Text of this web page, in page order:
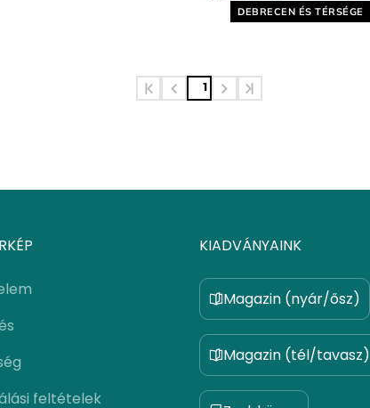
Helyszín címkék:
DEBRECEN ÉS TÉRSÉGE
1
feltételek
KIADVÁNYAINK
Magazin (nyár/ősz)
Magazin (tél/tavasz)